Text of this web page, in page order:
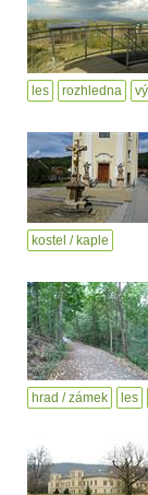
les rozhledna
kostel / kaple
hrad / zámek les